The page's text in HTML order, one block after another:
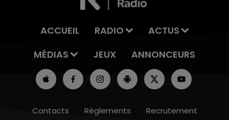
ACCUEIL RADIO
ACTUS
MÉDIAS
JEUX ANNONCEURS
Contacts Règlements Recrutement